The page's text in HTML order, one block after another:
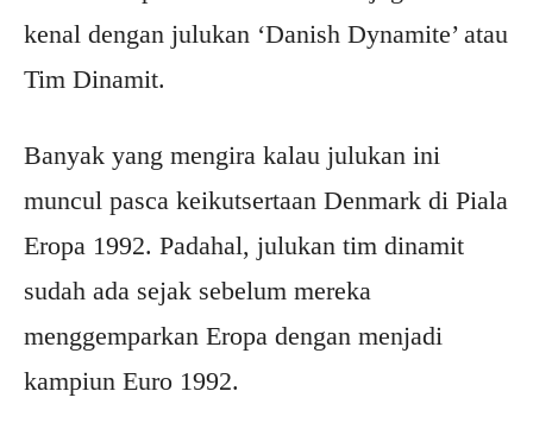
kenal dengan julukan ‘Danish Dynamite’ atau
Tim Dinamit.
Banyak yang mengira kalau julukan ini
muncul pasca keikutsertaan Denmark di Piala
Eropa 1992. Padahal, julukan tim dinamit
sudah ada sejak sebelum mereka
menggemparkan Eropa dengan menjadi
kampiun Euro 1992.